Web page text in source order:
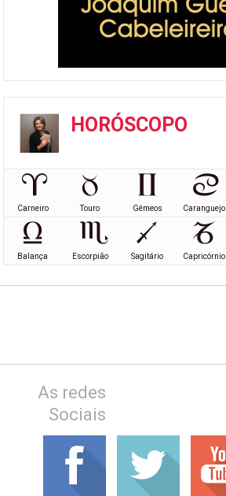
HORÓSCOPO
Carneiro Touro Gémeos Caranguejo
Balança Escorpião Sagitário Capricórnio
As redes
Sociais